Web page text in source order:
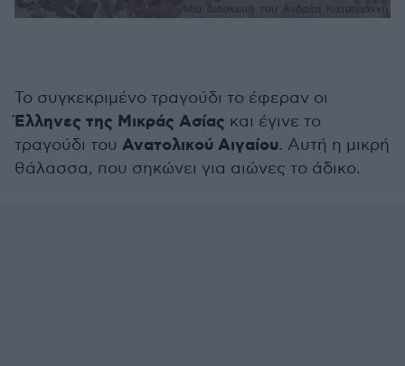
Το συγκεκριμένο τραγούδι το έφεραν οι
Έλληνες της Μικράς Ασίας και έγινε το
τραγούδι του Ανατολικού Αιγαίου. Αυτή η μικρή
θάλασσα, που σηκώνει για αιώνες το άδικο.